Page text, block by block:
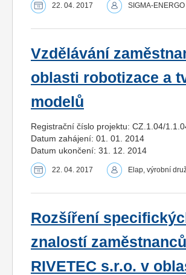
22. 04. 2017 SIGMA-ENERGO
Vzdělávání
oblasti robotizace a
modelů
Registrační číslo projektu: CZ.1.04/
Datum zahájení: 01. 01. 2014
Datum ukončení: 31. 12. 2014
22. 04. 2017 Elap, výrobní
Rozšíření
znalostí zaměstnanců
RIVETEC s.r.o. v